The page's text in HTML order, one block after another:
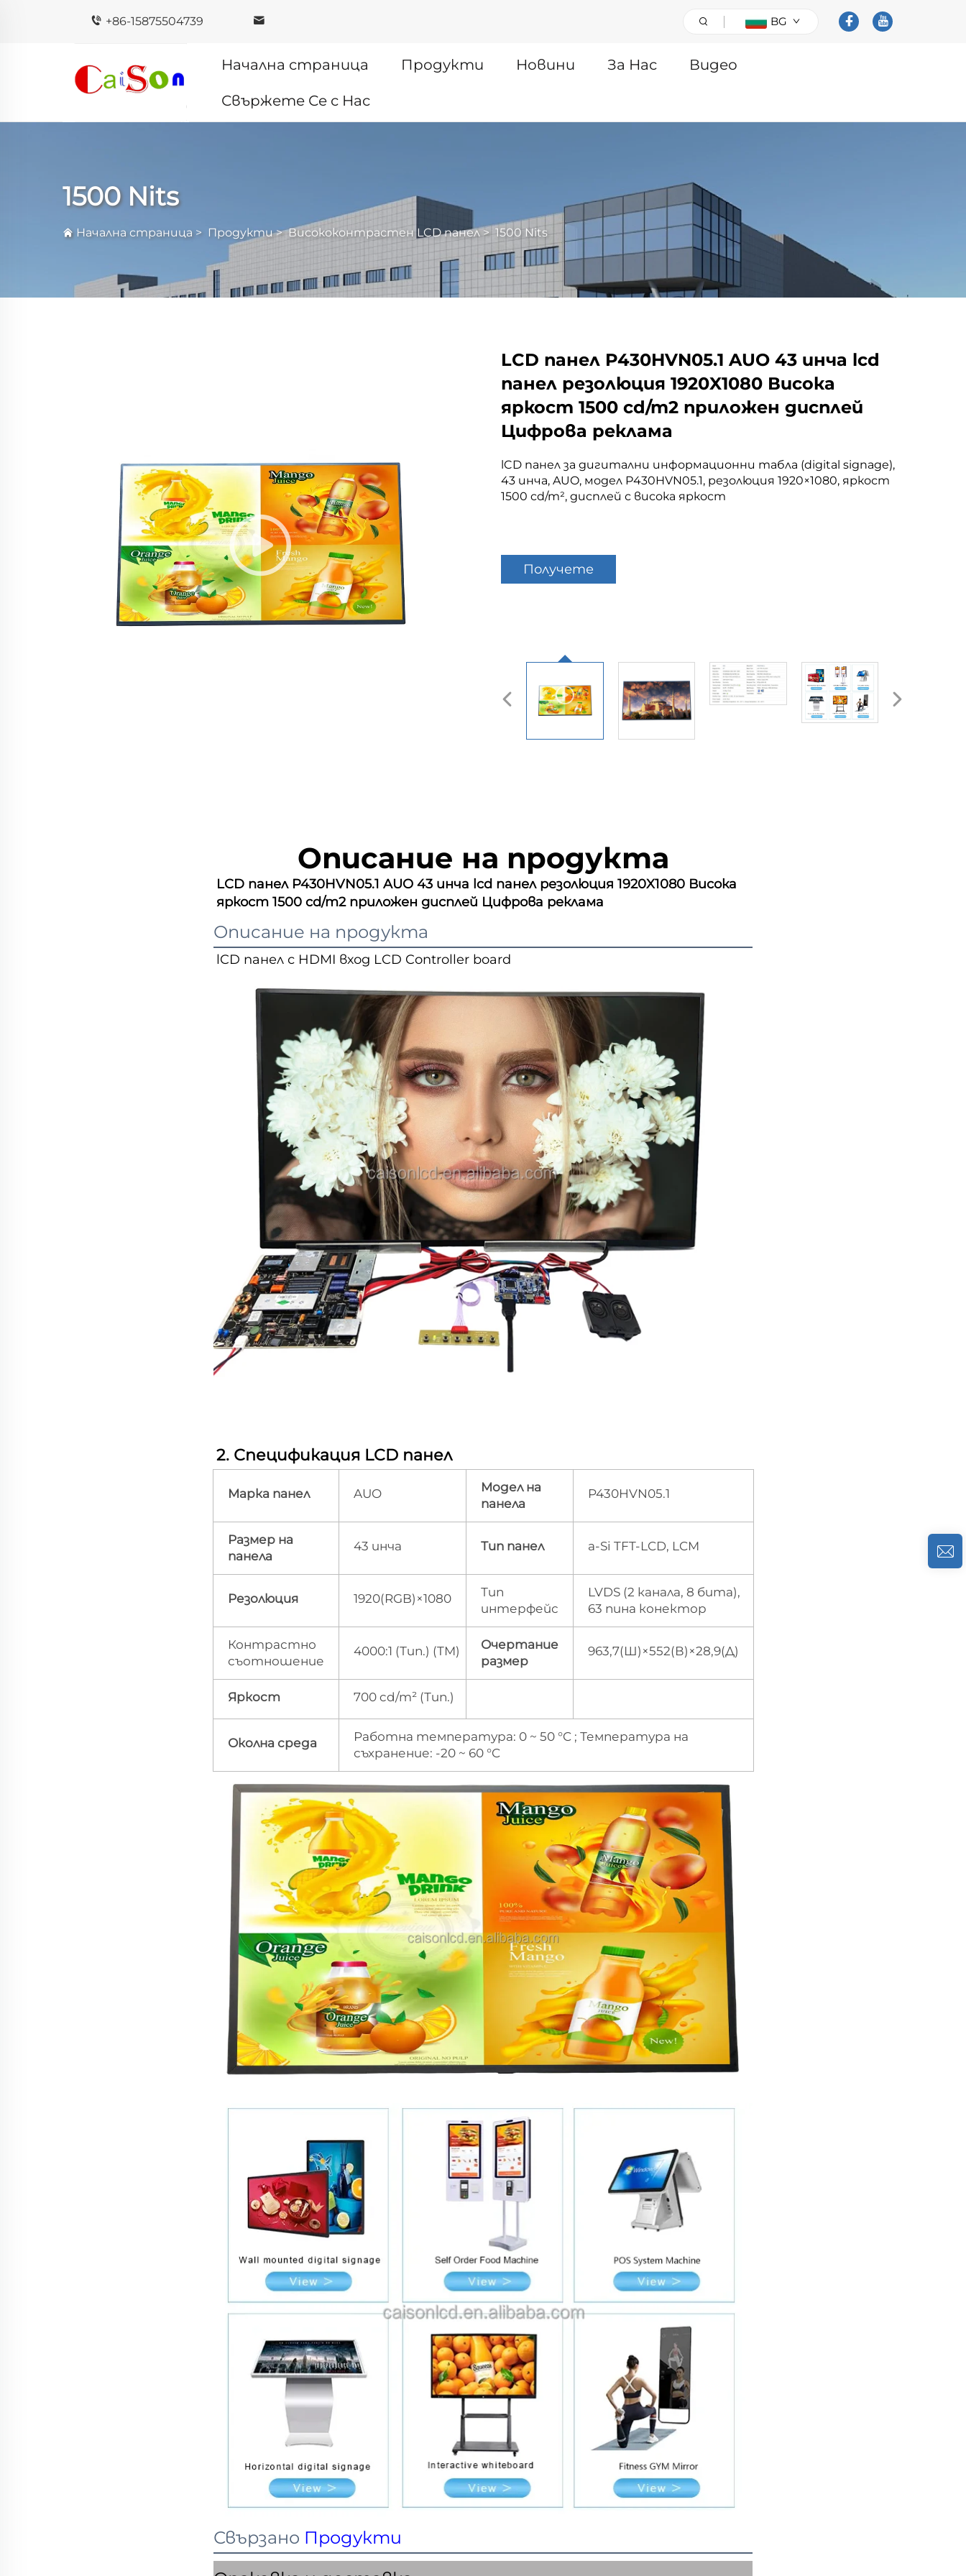
+86-15875504739 BG
Начална страница Продукти Новини За Нас Видео
Свържете Се с Нас
1500 Nits
Начална страница> Продукти>Висококонтрастен LCD панел> 1500 Nits
LCD панел P430HVN05.1 AUO 43 инча lcd
панел резолюция 1920X1080 Висока
яркост 1500 cd/m2 приложен дисплей
Цифрова реклама
lCD панел за дигитални информационни табла (digital signage),
43 инча, AUO, модел P430HVN05.1, резолюция 1920×1080, яркост
1500 cd/m², дисплей с висока яркост
Получете
Описание на продукта
LCD панел P430HVN05.1 AUO 43 инча lcd панел резолюция 1920X1080 Висока
яркост 1500 cd/m2 приложен дисплей Цифрова реклама
Описание на продукта
lCD панел с HDMI вход LCD Controller board
2. Спецификация LCD панел
Марка панел AUO
Модел на
панела
P430HVN05.1
Размер на
панела
43 инча Тип панел a-Si TFT-LCD, LCM
Резолюция 1920(RGB)×1080
Тип
интерфейс
LVDS (2 канала, 8 бита),
63 пина конектор
Контрастно
съотношение
4000:1 (Тип.) (TM)
Очертание
размер
963,7(Ш)×552(В)×28,9(Д)
Яркост 700 cd/m² (Тип.)
Околна среда
Работна температура: 0 ~ 50 °C ; Температура на
съхранение: -20 ~ 60 °C
Свързано Продукти